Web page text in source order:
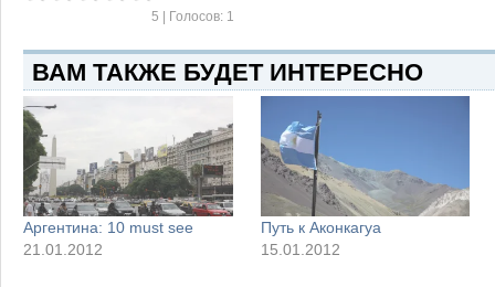
5 | Голосов: 1
ВАМ ТАКЖЕ БУДЕТ ИНТЕРЕСНО
Аргентина: 10 must see
21.01.2012
Путь к Аконкагуа
15.01.2012